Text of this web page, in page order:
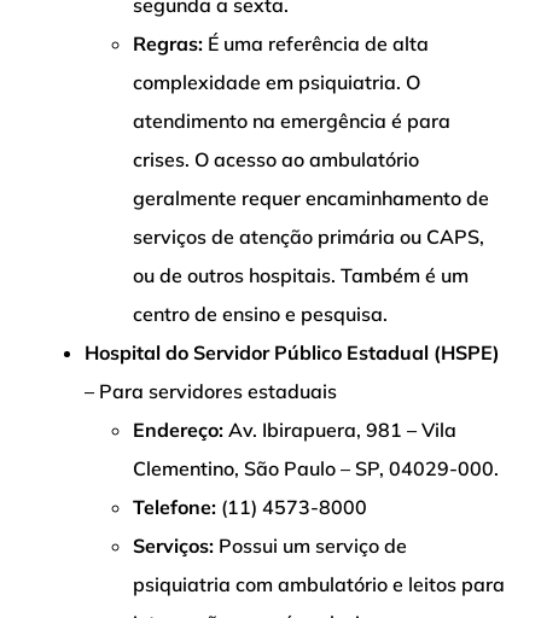
segunda a sexta.
Regras: É uma referência de alta
complexidade em psiquiatria. O
atendimento na emergência é para
crises. O acesso ao ambulatório
geralmente requer encaminhamento de
serviços de atenção primária ou CAPS,
ou de outros hospitais. Também é um
centro de ensino e pesquisa.
Hospital do Servidor Público Estadual (HSPE)
– Para servidores estaduais
Endereço: Av. Ibirapuera, 981 – Vila
Clementino, São Paulo – SP, 04029-000.
Telefone: (11) 4573-8000
Serviços: Possui um serviço de
psiquiatria com ambulatório e leitos para